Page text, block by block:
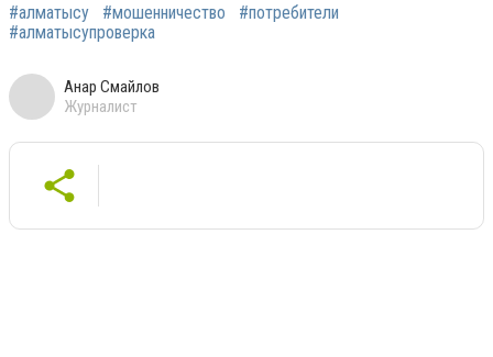
#алматысу #мошенничество
#потребители
#алматысупроверка
Анар Смайлов
Журналист